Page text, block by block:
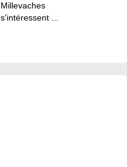
Millevaches
s'intéressent ...